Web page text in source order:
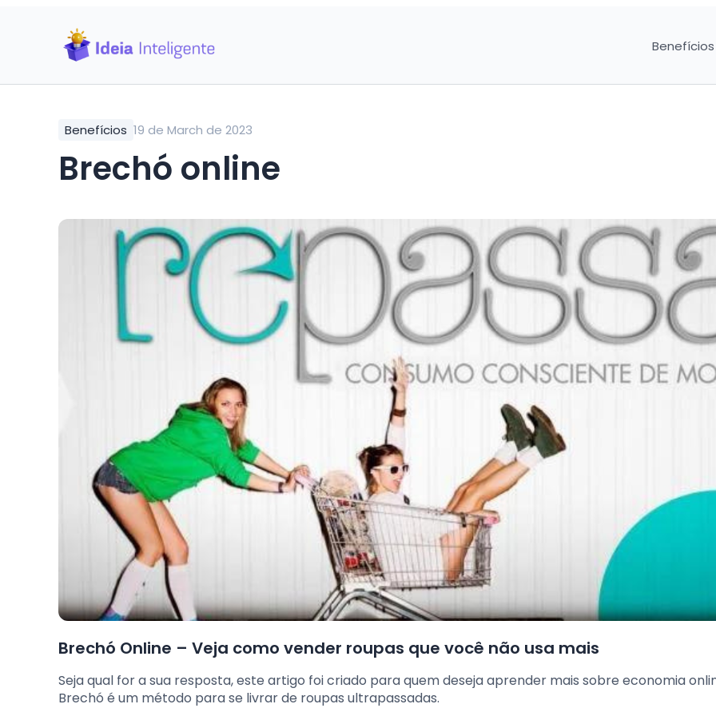
Benefícios
Benefícios 19 de March de 2023
Brechó online
Brechó Online – Veja como vender roupas que você não usa mais
Seja qual for a sua resposta, este artigo foi criado para quem deseja aprender mais sobre economia
Brechó é um método para se livrar de roupas ultrapassadas.